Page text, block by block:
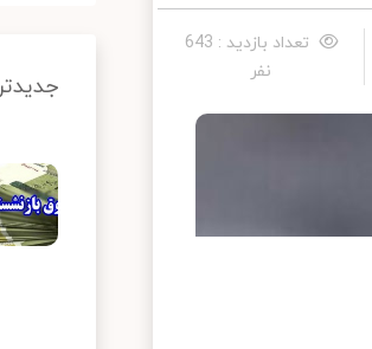
تعداد بازدید : 643
نفر